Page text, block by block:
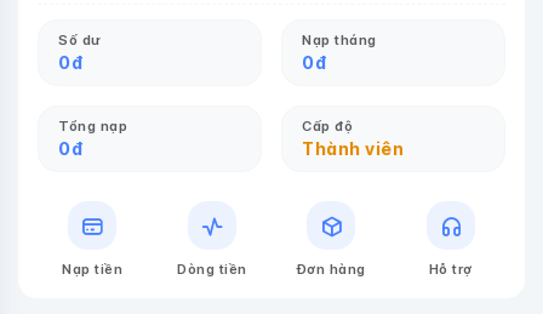
Số dư
0đ
Nạp tháng
0đ
Tổng nạp
0đ
Cấp độ
Thành viên
Nạp tiền Dòng tiền Đơn hàng Hỗ trợ